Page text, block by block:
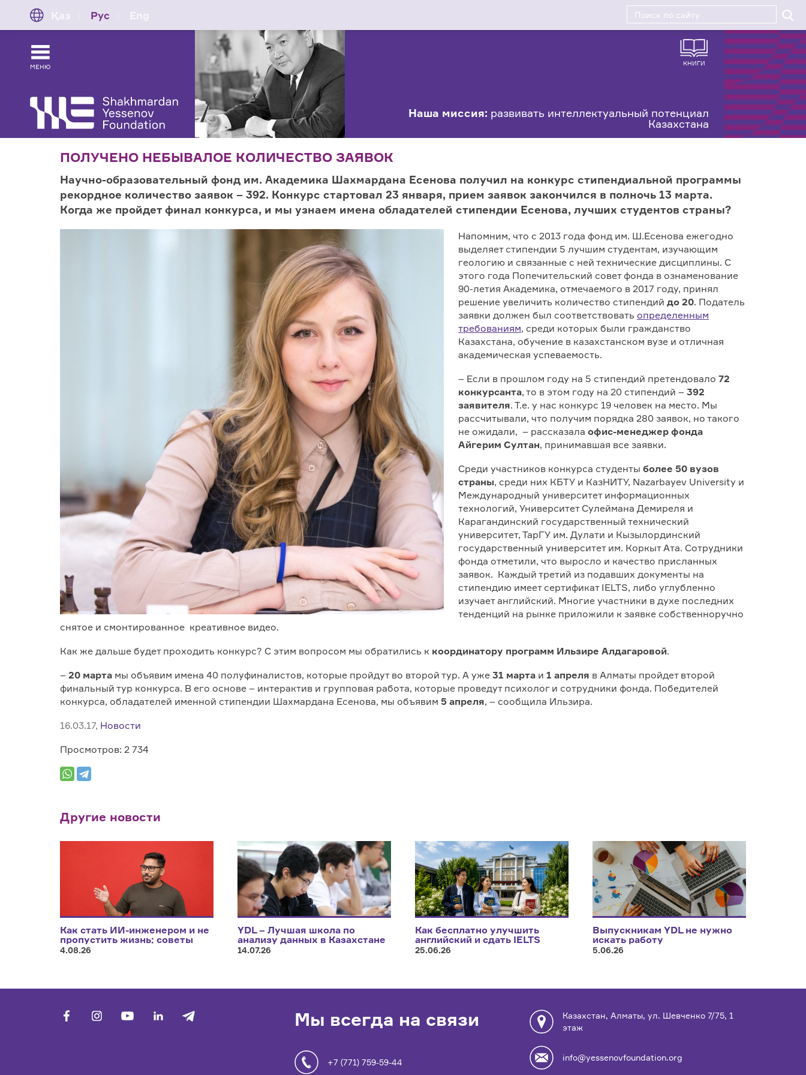
Рус
МЕНЮ КНИГИ
Наша миссия: развивать интеллектуальный потенциал
Казахстана
ПОЛУЧЕНО НЕБЫВАЛОЕ КОЛИЧЕСТВО ЗАЯВОК
Научно-образовательный фонд им. Академика Шахмардана Есенова получил на конкурс стипендиальной программы
рекордное количество заявок – 392. Конкурс стартовал 23 января, прием заявок закончился в полночь 13 марта.
Когда же пройдет финал конкурса, и мы узнаем имена обладателей стипендии Есенова, лучших студентов страны?
Напомним, что с 2013 года фонд им. Ш.Есенова ежегодно
выделяет стипендии 5 лучшим студентам, изучающим
геологию и связанные с ней технические дисциплины. С
этого года Попечительский совет фонда в ознаменование
90-летия Академика, отмечаемого в 2017 году, принял
решение увеличить количество стипендий до 20. Податель
заявки должен был соответствовать определенным
требованиям, среди которых были гражданство
Казахстана, обучение в казахстанском вузе и отличная
академическая успеваемость.
– Если в прошлом году на 5 стипендий претендовало 72
конкурсанта, то в этом году на 20 стипендий – 392
заявителя. Т.е. у нас конкурс 19 человек на место. Мы
рассчитывали, что получим порядка 280 заявок, но такого
не ожидали, – рассказала офис-менеджер фонда
Айгерим Султан, принимавшая все заявки.
Среди участников конкурса студенты более 50 вузов
страны, среди них КБТУ и КазНИТУ, Nazarbayev University и
Международный университет информационных
технологий, Университет Сулеймана Демиреля и
Карагандинский государственный технический
университет, ТарГУ им. Дулати и Кызылординский
государственный университет им. Коркыт Ата. Сотрудники
фонда отметили, что выросло и качество присланных
заявок. Каждый третий из подавших документы на
стипендию имеет сертификат IELTS, либо углубленно
изучает английский. Многие участники в духе последних
тенденций на рынке приложили к заявке собственноручно
снятое и смонтированное креативное видео.
Как же дальше будет проходить конкурс? С этим вопросом мы обратились к координатору программ Ильзире Алдагаровой.
– 20 марта мы объявим имена 40 полуфиналистов, которые пройдут во второй тур. А уже 31 марта и 1 апреля в Алматы пройдет второй
финальный тур конкурса. В его основе – интерактив и групповая работа, которые проведут психолог и сотрудники фонда. Победителей
конкурса, обладателей именной стипендии Шахмардана Есенова, мы объявим 5 апреля, – сообщила Ильзира.
16.03.17, Новости
Просмотров: 2 734
Другие новости
Как стать ИИ-инженером и не
пропустить жизнь: советы
Саеда Хуссейна, инженера по
4.08.26
YDL – Лучшая школа по
анализу данных в Казахстане
14.07.26
Как бесплатно улучшить
английский и сдать IELTS
25.06.26
Выпускникам YDL не нужно
искать работу
5.06.26
facebook youtube linkedin Мы всегда на связи
+7 (771) 759-59-44
Казахстан, Алматы, ул. Шевченко 7/75, 1
этаж
info@yessenovfoundation.org